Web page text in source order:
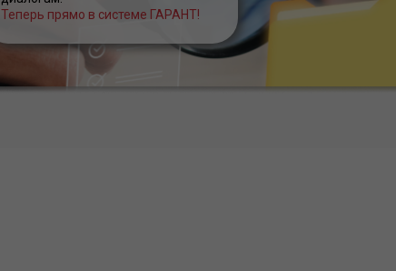
Теперь прямо в системе ГАРАНТ!